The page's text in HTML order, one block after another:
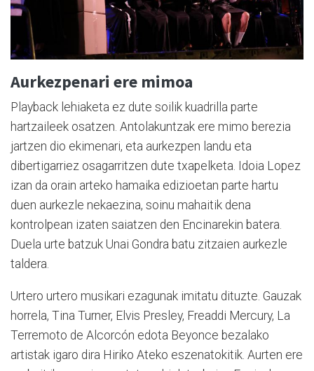
Aurkezpenari ere mimoa
Playback lehiaketa ez dute soilik kuadrilla parte
hartzaileek osatzen. Antolakuntzak ere mimo berezia
jartzen dio ekimenari, eta aurkezpen landu eta
dibertigarriez osagarritzen dute txapelketa. Idoia Lopez
izan da orain arteko hamaika edizioetan parte hartu
duen aurkezle nekaezina, soinu mahaitik dena
kontrolpean izaten saiatzen den Encinarekin batera.
Duela urte batzuk Unai Gondra batu zitzaien aurkezle
taldera.
Urtero urtero musikari ezagunak imitatu dituzte. Gauzak
horrela, Tina Turner, Elvis Presley, Freaddi Mercury, La
Terremoto de Alcorcón edota Beyonce bezalako
artistak igaro dira Hiriko Ateko eszenatokitik. Aurten ere